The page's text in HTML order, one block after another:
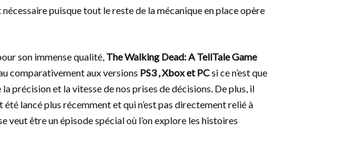
puisque tout le reste de la mécanique en place opère
son immense qualité, The Walking Dead: A TellTale Game
comparativement aux versions PS3 , Xbox et PCsi ce n’est que
précision et la vitesse de nos prises de décisions. De plus, il
lancé plus récemment et qui n’est pas directement relié à
veut être un épisode spécial où l’on explore les histoires